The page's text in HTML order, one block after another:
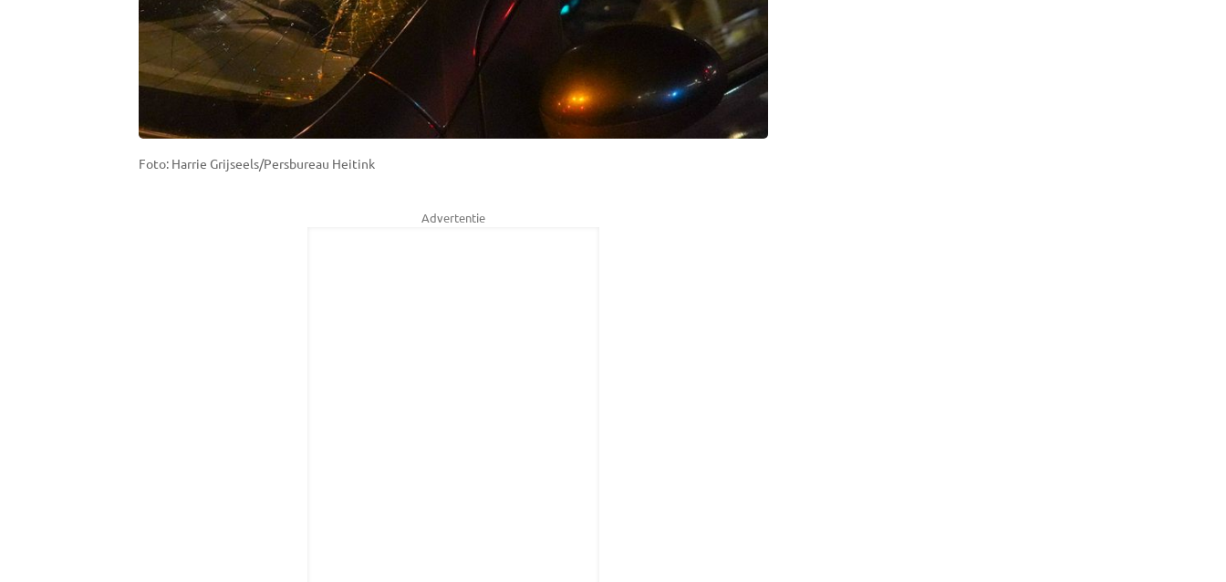
Foto: Harrie Grijseels/Persbureau Heitink
Advertentie